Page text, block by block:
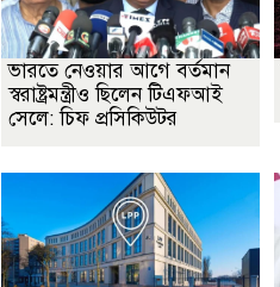
ভারতে নেওয়ার আগে বর্তমান
স্বরাষ্ট্রমন্ত্রীও ছিলেন টিএফআই
সেলে: চিফ প্রসিকিউটর